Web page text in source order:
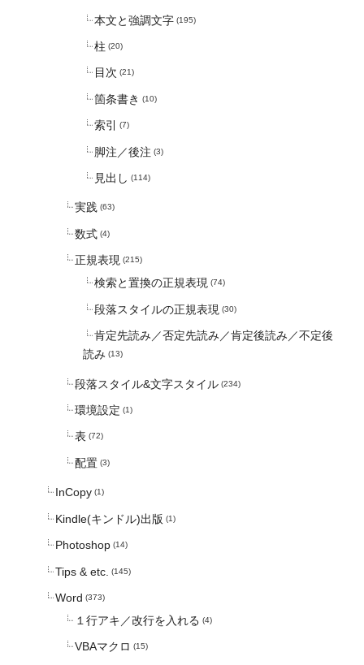
本文と強調文字 (195)
柱 (20)
目次 (21)
箇条書き (10)
索引 (7)
脚注／後注 (3)
見出し (114)
実践 (63)
数式 (4)
正規表現 (215)
検索と置換の正規表現 (74)
段落スタイルの正規表現 (30)
肯定先読み／否定先読み／肯定後読み／不定後
読み (13)
段落スタイル&文字スタイル (234)
環境設定 (1)
表 (72)
配置 (3)
InCopy (1)
Kindle(キンドル)出版 (1)
Photoshop (14)
Tips & etc. (145)
Word (373)
１行アキ／改行を入れる (4)
VBAマクロ (15)